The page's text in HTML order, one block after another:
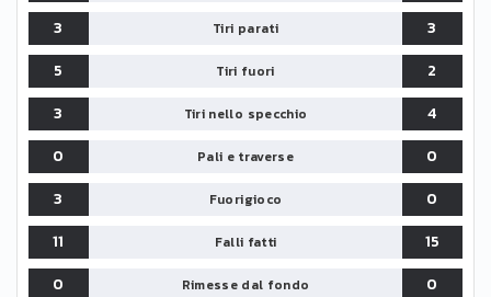
3 Tiri parati
3
5
Tiri fuori
2
3
Tiri nello specchio
4
0
Pali e traverse
0
3
Fuorigioco
0
11
Falli fatti
15
0
Rimesse dal fondo
0